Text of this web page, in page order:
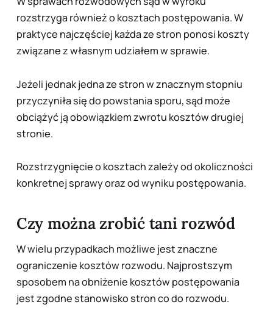
rozstrzyga również o kosztach postępowania. W
praktyce najczęściej każda ze stron ponosi koszty
związane z własnym udziałem w sprawie.
Jeżeli jednak jedna ze stron w znacznym stopniu
przyczyniła się do powstania sporu, sąd może
obciążyć ją obowiązkiem zwrotu kosztów drugiej
stronie.
Rozstrzygnięcie o kosztach zależy od okoliczności
konkretnej sprawy oraz od wyniku postępowania.
Czy można zrobić tani rozwód
W wielu przypadkach możliwe jest znaczne
ograniczenie kosztów rozwodu. Najprostszym
sposobem na obniżenie kosztów postępowania
jest zgodne stanowisko stron co do rozwodu.